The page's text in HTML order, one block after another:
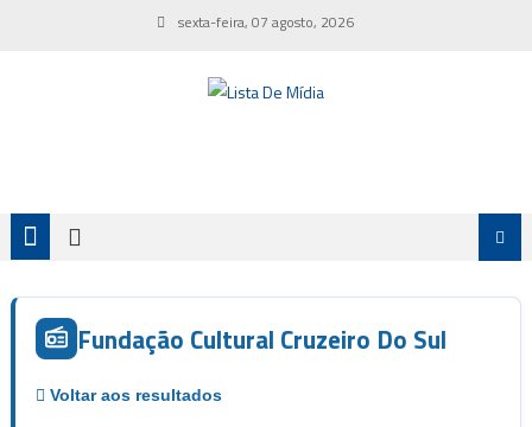
sexta-feira, 07 agosto, 2026
Fundação Cultural Cruzeiro Do Sul